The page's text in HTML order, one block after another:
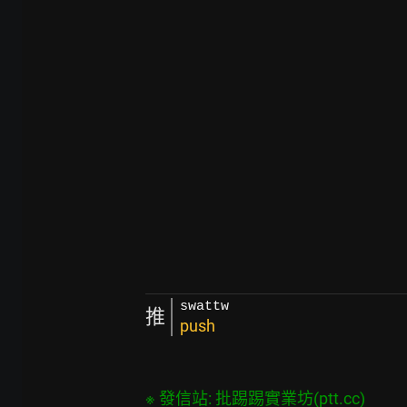
推 swattw
push
※ 發信站: 批踢踢實業坊(ptt.cc)